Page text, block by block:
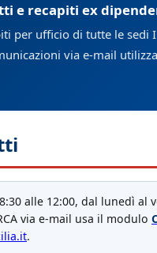
e recapiti ex
per ufficio di tutte le sedi
via e-mail
alle 12:00, dal lunedì al
via e-mail usa il modulo
.